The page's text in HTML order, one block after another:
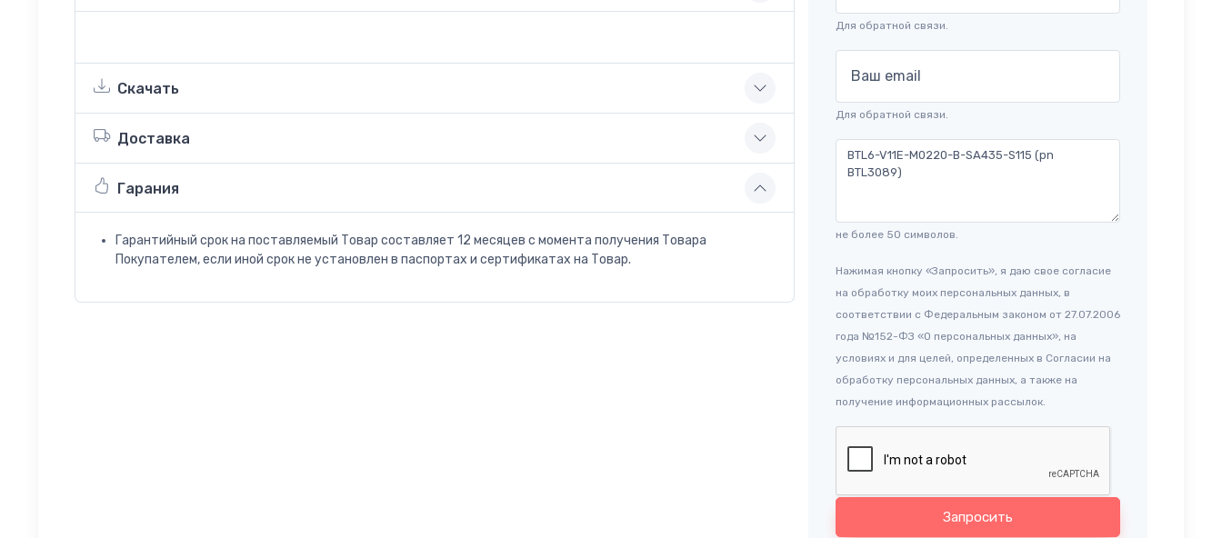
Скачать
Доставка
Гарания
Гарантийный срок на поставляемый Товар составляет 12 месяцев с момента получения Товара
Покупателем, если иной срок не установлен в паспортах и сертификатах на Товар.
Для обратной связи.
Ваш email
Для обратной связи.
не более 50 символов.
Нажимая кнопку «Запросить», я даю свое согласие
на обработку моих персональных данных, в
соответствии с Федеральным законом от 27.07.2006
года №152-ФЗ «О персональных данных», на
условиях и для целей, определенных в Согласии на
обработку персональных данных, а также на
получение информационных рассылок.
Запросить